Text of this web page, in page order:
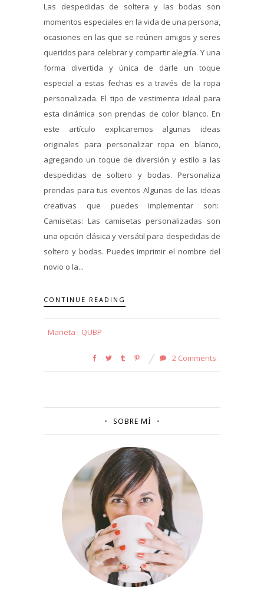
Las despedidas de soltera y las bodas son
momentos especiales en la vida de una persona,
ocasiones en las que se reúnen amigos y seres
queridos para celebrar y compartir alegría. Y una
forma divertida y única de darle un toque
especial a estas fechas es a través de la ropa
personalizada. El tipo de vestimenta ideal para
esta dinámica son prendas de color blanco. En
este artículo explicaremos algunas ideas
originales para personalizar ropa en blanco,
agregando un toque de diversión y estilo a las
despedidas de soltero y bodas. Personaliza
prendas para tus eventos Algunas de las ideas
creativas que puedes implementar son:
Camisetas: Las camisetas personalizadas son
una opción clásica y versátil para despedidas de
soltero y bodas. Puedes imprimir el nombre del
novio o la...
CONTINUE READING
Marieta - QUBP
2 Comments
SOBRE MÍ